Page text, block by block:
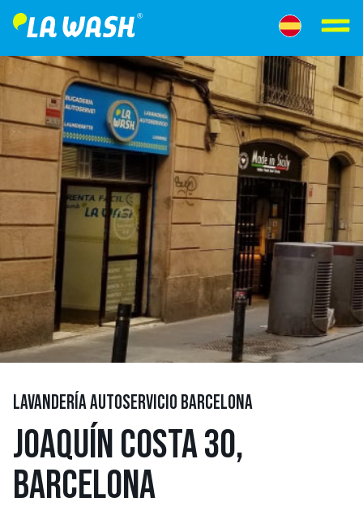
LAVANDERÍA AUTOSERVICIO BARCELONA
JOAQUÍN COSTA 30,
BARCELONA